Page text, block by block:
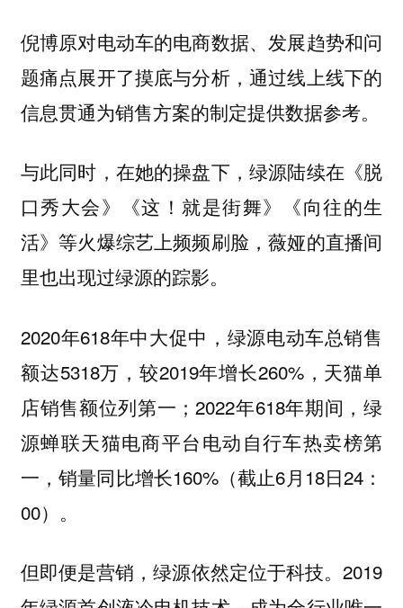
倪博原对电动车的电商数据、发展趋势和问
题痛点展开了摸底与分析，通过线上线下的
信息贯通为销售方案的制定提供数据参考。
与此同时，在她的操盘下，绿源陆续在《脱
口秀大会》《这！就是街舞》《向往的生
活》等火爆综艺上频频刷脸，薇娅的直播间
里也出现过绿源的踪影。
2020年618年中大促中，绿源电动车总销售
额达5318万，较2019年增长260%，天猫单
店销售额位列第一；2022年618年期间，绿
源蝉联天猫电商平台电动自行车热卖榜第
一，销量同比增长160%（截止6月18日24：
00）。
但即便是营销，绿源依然定位于科技。2019